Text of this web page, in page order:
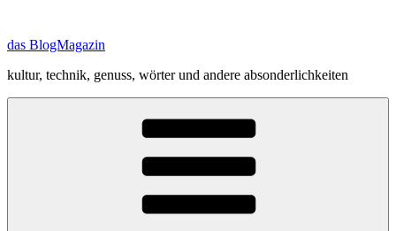
springen
das BlogMagazin
kultur, technik, genuss, wörter und andere absonderlichkeiten